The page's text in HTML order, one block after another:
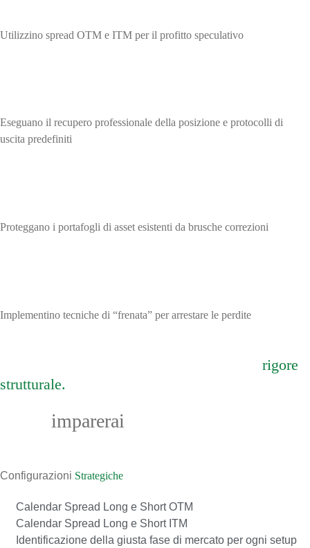
Utilizzino spread OTM e ITM per il profitto speculativo
Eseguano il recupero professionale della posizione e protocolli di
uscita predefiniti
Proteggano i portafogli di asset esistenti da brusche correzioni
Implementino tecniche di “frenata” per arrestare le perdite
rigore
strutturale.
imparerai
Configurazioni Strategiche
Calendar Spread Long e Short OTM
Calendar Spread Long e Short ITM
Identificazione della giusta fase di mercato per ogni setup